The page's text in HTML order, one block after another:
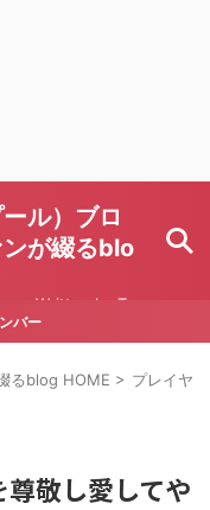
ル）ブロ
が綴るblo
Written by To
バー
るblog HOME > プレイヤー
敬し愛してや